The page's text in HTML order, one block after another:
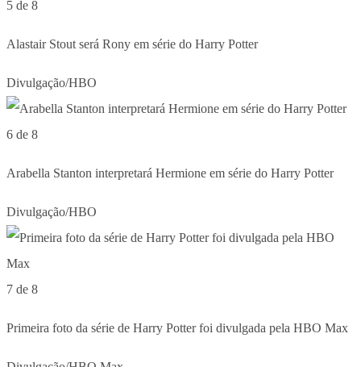
5 de 8
Alastair Stout será Rony em série do Harry Potter
Divulgação/HBO
6 de 8
Arabella Stanton interpretará Hermione em série do Harry Potter
Divulgação/HBO
7 de 8
Primeira foto da série de Harry Potter foi divulgada pela HBO Max